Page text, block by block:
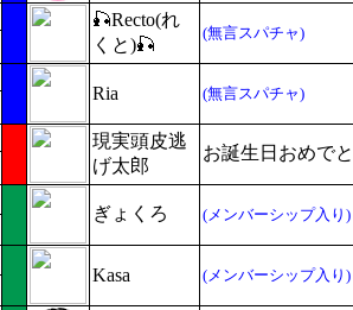
🎣Recto(れ
くと)🎣
(無言スパチャ)
Ria
(無言スパチャ)
現実頭皮逃
げ太郎
お誕生日おめで
ぎょくろ (メンバーシップ入り)
Kasa (メンバーシップ入り)